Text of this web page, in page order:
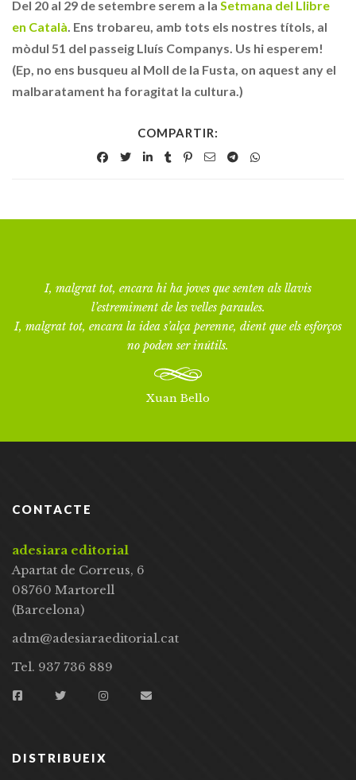
Del 20 al 29 de setembre serem a la Setmana del Llibre
en Català. Ens trobareu, amb tots els nostres títols, al
mòdul 51 del passeig Lluís Companys. Us hi esperem!
(Ep, no ens busqueu al Moll de la Fusta, on aquest any el
malbaratament ha foragitat la cultura.)
COMPARTIR:
I, malgrat tot, encara hi ha joves que senten als llavis
l’estremiment de les velles paraules.
I, malgrat tot, encara la idea s’alça perenne, dient que els esforços
no poden ser inútils.
Xuan Bello
CONTACTE
adesiara editorial
Apartat de Correus, 6
08760 Martorell
(Barcelona)
adm@adesiaraeditorial.cat
Tel. 937 736 889
DISTRIBUEIX